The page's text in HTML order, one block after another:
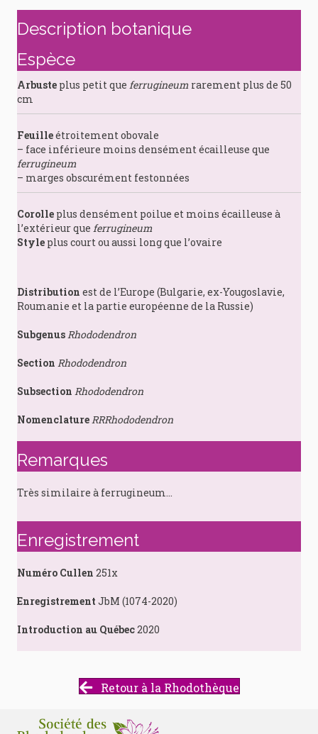
Description botanique
Espèce
Arbuste plus petit que ferrugineum rarement plus de 50
cm
Feuilleétroitement obovale
– face inférieure moins densément écailleuse que
ferrugineum
– marges obscurément festonnées
Corolle plus densément poilue et moins écailleuse à
l’extérieur que ferrugineum
Style plus court ou aussi long que l’ovaire
Distribution est de l’Europe (Bulgarie, ex-Yougoslavie,
Roumanie et la partie européenne de la Russie)
SubgenusRhododendron
Section Rhododendron
Subsection Rhododendron
NomenclatureRRRhododendron
Remarques
Très similaire à ferrugineum…
Enregistrement
Numéro Cullen 251x
Enregistrement JbM (1074-2020)
Introduction au Québec2020
Retour à la Rhodothèque